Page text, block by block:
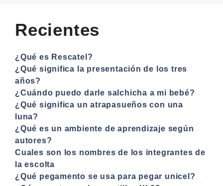
Recientes
¿Qué es Rescatel?
¿Qué significa la presentación de los tres
años?
¿Cuándo puedo darle salchicha a mi bebé?
¿Qué significa un atrapasueños con una
luna?
¿Qué es un ambiente de aprendizaje según
autores?
Cuales son los nombres de los integrantes de
la escolta
¿Qué pegamento se usa para pegar unicel?